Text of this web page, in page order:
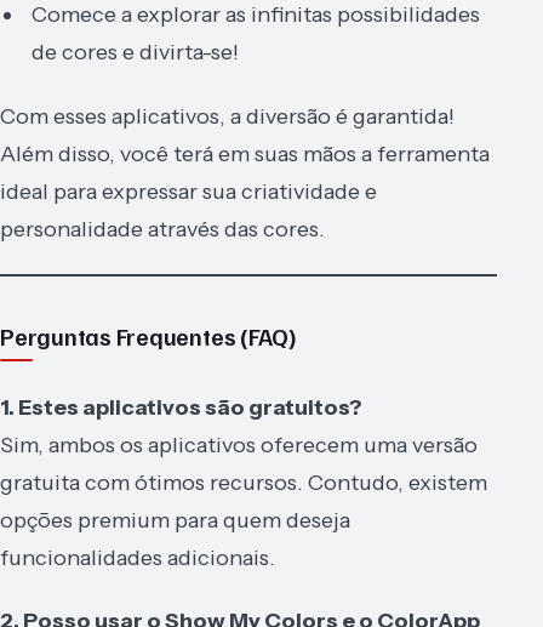
Comece a explorar as infinitas possibilidades
de cores e divirta-se!
Com esses aplicativos, a diversão é garantida!
Além disso, você terá em suas mãos a ferramenta
ideal para expressar sua criatividade e
personalidade através das cores.
Perguntas Frequentes (FAQ)
1. Estes aplicativos são gratuitos?
Sim, ambos os aplicativos oferecem uma versão
gratuita com ótimos recursos. Contudo, existem
opções premium para quem deseja
funcionalidades adicionais.
2. Posso usar o Show My Colors e o ColorApp